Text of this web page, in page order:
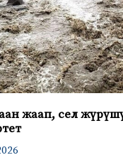
жаап, сел